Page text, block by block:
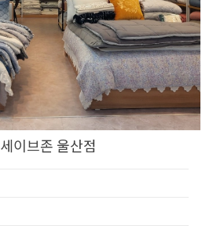
세이브존 울산점